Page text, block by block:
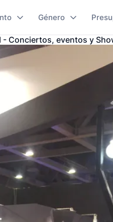
Género
- Conciertos, eventos y